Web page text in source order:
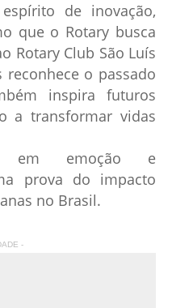
de inovação,
que o Rotary busca
Rotary Club São Luís
reconhece o passado
inspira futuros
a transformar vidas
em emoção e
prova do impacto
no Brasil.
-